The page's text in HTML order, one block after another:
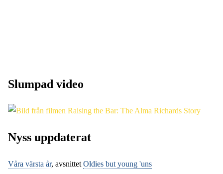
Slumpad video
Nyss uppdaterat
Våra värsta år, avsnittet Oldies but young 'uns